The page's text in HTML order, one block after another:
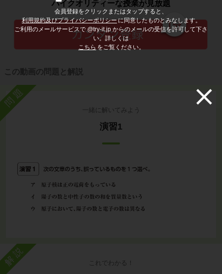
会員登録をクリックまたはタップすると、
利用規約及びプライバシーポリシーに同意したものとみなします。
ご利用のメールサービスで @try-it.jp からのメールの受信を許可して下さ
い。詳しくは
こちら をご覧ください。
ハイクオリティーな授業が見放題
この動画の問題と解説
問題
一緒に解いてみよう
演習1
解説 これでわかる！